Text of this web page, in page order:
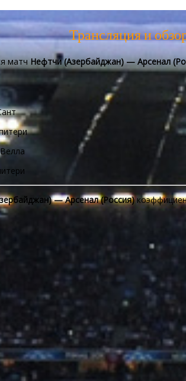
Трансляция и
матчНефтчи (Азербайджан) — Арсенал
— Арсенал (Россия)